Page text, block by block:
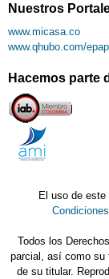
Nuestros
www.micasa.co
www.qhubo.com/
Hacemos parte
El uso de
Condiciones
Todos los
parcial, así como su
de su titular.